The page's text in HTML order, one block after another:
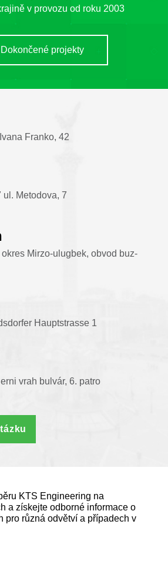
v provozu od roku 2003
Dokončené projekty
Franko, 42
ul. Metodova, 7
Mirzo-ulugbek, obvod buz-
Hauptstrasse 1
vrah bulvár, 6. patro
KTS Engineering na
a získejte odborné informace o
pro různá odvětví a případech v